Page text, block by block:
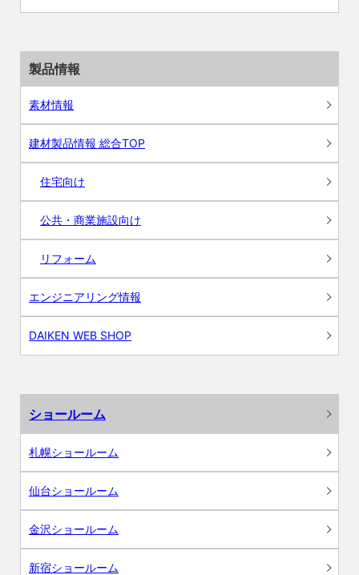
製品情報
素材情報
建材製品情報 総合TOP
住宅向け
公共・商業施設向け
リフォーム
エンジニアリング情報
DAIKEN WEB SHOP
ショールーム
札幌ショールーム
仙台ショールーム
金沢ショールーム
新宿ショールーム